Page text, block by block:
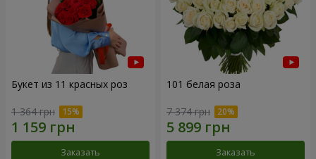
Букет из 11 красных роз
1 364 грн
Заказать
101 белая роза
7 374 грн
Заказать